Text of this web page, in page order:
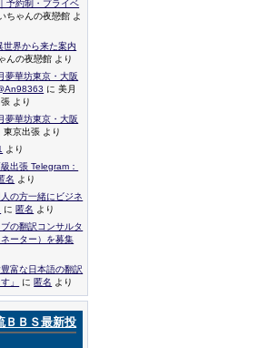
予約制・プライベ
ちゃんの夜戀館 よ
界から来た案内
んの夜戀館 より
夢華坊東京・大阪
に 美月
より
夢華坊東京・大阪
東京出張 より
より
出張 Telegram：
名 より
の方一緒にビジネ
に 匿名 より
の翻訳コンサルタ
ーター）を募集
豊富な日本語の翻訳
」
に 匿名 より
ＢＢＳ最新投